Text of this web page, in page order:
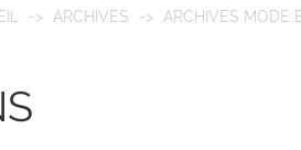
ARCHIVES ARCHIVES MODE